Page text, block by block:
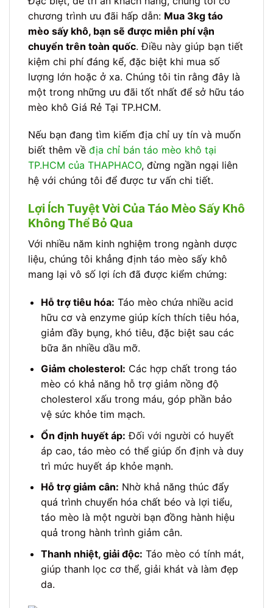
chương trình ưu đãi hấp dẫn: Mua 3kg táo
mèo sấy khô, bạn sẽ được miễn phí vận
chuyển trên toàn quốc. Điều này giúp bạn tiết
kiệm chi phí đáng kể, đặc biệt khi mua số
lượng lớn hoặc ở xa. Chúng tôi tin rằng đây là
một trong những ưu đãi tốt nhất để sở hữu táo
mèo khô Giá Rẻ Tại TP.HCM.
Nếu bạn đang tìm kiếm địa chỉ uy tín và muốn
biết thêm về địa chỉ bán táo mèo khô tại
TP.HCM của THAPHACO, đừng ngần ngại liên
hệ với chúng tôi để được tư vấn chi tiết.
Lợi Ích Tuyệt Vời Của Táo Mèo Sấy Khô
Không Thể Bỏ Qua
Với nhiều năm kinh nghiệm trong ngành dược
liệu, chúng tôi khẳng định táo mèo sấy khô
mang lại vô số lợi ích đã được kiểm chứng:
Hỗ trợ tiêu hóa: Táo mèo chứa nhiều acid
hữu cơ và enzyme giúp kích thích tiêu hóa,
giảm đầy bụng, khó tiêu, đặc biệt sau các
bữa ăn nhiều dầu mỡ.
Giảm cholesterol: Các hợp chất trong táo
mèo có khả năng hỗ trợ giảm nồng độ
cholesterol xấu trong máu, góp phần bảo
vệ sức khỏe tim mạch.
Ổn định huyết áp: Đối với người có huyết
áp cao, táo mèo có thể giúp ổn định và duy
trì mức huyết áp khỏe mạnh.
Hỗ trợ giảm cân: Nhờ khả năng thúc đẩy
quá trình chuyển hóa chất béo và lợi tiểu,
táo mèo là một người bạn đồng hành hiệu
quả trong hành trình giảm cân.
Thanh nhiệt, giải độc: Táo mèo có tính mát,
giúp thanh lọc cơ thể, giải khát và làm đẹp
da.